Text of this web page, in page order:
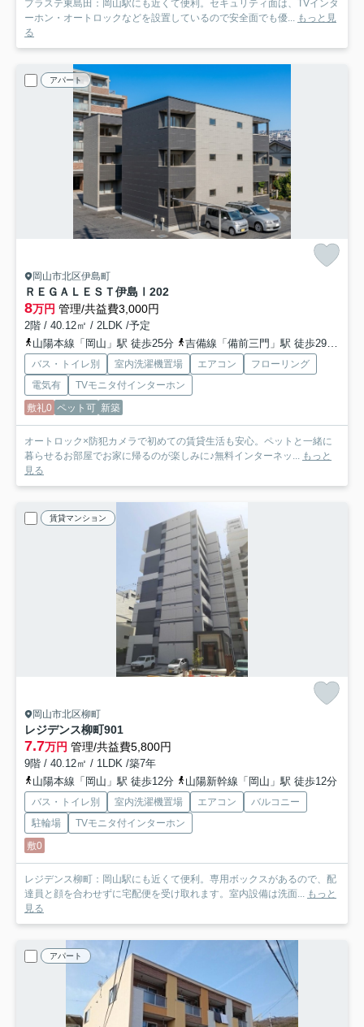
プラステ東島田：岡山駅にも近くて便利。セキュリティ面は、TVインタ
ーホン・オートロックなどを設置しているので安全面でも優... もっと見
る
アパート
岡山市北区伊島町
ＲＥＧＡＬＥＳＴ伊島Ⅰ 202
8万円 管理/共益費3,000円
2階 / 40.12㎡ / 2LDK /予定
山陽本線「岡山」駅 徒歩25分
吉備線「備前三門」駅 徒歩29分
バス・トイレ別 室内洗濯機置場 エアコン
フローリング
電気有
TVモニタ付インターホン
敷礼0 ペット可 新築
オートロック×防犯カメラで初めての賃貸生活も安心。ペットと一緒に
暮らせるお部屋でお家に帰るのが楽しみに♪無料インターネッ... もっと
見る
賃貸マンション
岡山市北区柳町
レジデンス柳町901
7.7万円 管理/共益費5,800円
9階 / 40.12㎡ / 1LDK /築7年
山陽本線「岡山」駅 徒歩12分
山陽新幹線「岡山」駅 徒歩12分
バス・トイレ別 室内洗濯機置場 エアコン
バルコニー
駐輪場
TVモニタ付インターホン
敷0
レジデンス柳町：岡山駅にも近くて便利。専用ボックスがあるので、配
達員と顔を合わせずに宅配便を受け取れます。室内設備は洗面... もっと
見る
アパート